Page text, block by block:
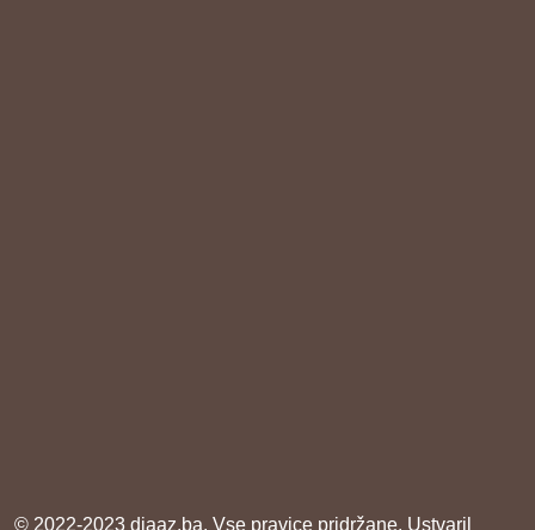
© 2022-2023 diaaz.ba. Vse pravice pridržane. Ustvaril